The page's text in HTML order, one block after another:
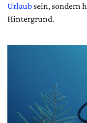
Urlaub sein, sondern
Hintergrund.